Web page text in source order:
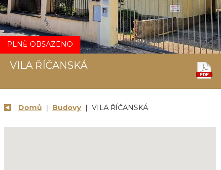
VILA ŘÍČANSKÁ
PLNĚ OBSAZENO
Domů | Budovy| VILA ŘÍČANSKÁ